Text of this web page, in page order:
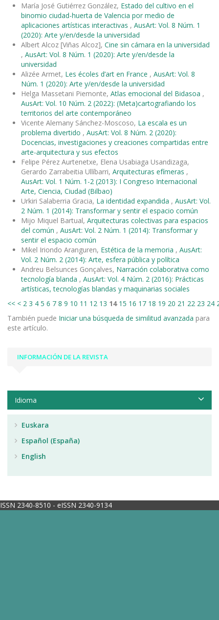
María José Gutiérrez González, Estado del cultivo en el
binomio ciudad-huerta de Valencia por medio de
aplicaciones artísticas interactivas , AusArt: Vol. 8 Núm. 1
(2020): Arte y/en/desde la universidad
Albert Alcoz [Viñas Alcoz], Cine sin cámara en la universidad
, AusArt: Vol. 8 Núm. 1 (2020): Arte y/en/desde la
universidad
Alizée Armet, Les écoles d’art en France , AusArt: Vol. 8
Núm. 1 (2020): Arte y/en/desde la universidad
Helga Massetani Piemonte, Atlas emocional del Bidasoa ,
AusArt: Vol. 10 Núm. 2 (2022): (Meta)cartografiando los
territorios del arte contemporáneo
Vicente Alemany Sánchez-Moscoso, La escala es un
problema divertido , AusArt: Vol. 8 Núm. 2 (2020):
Docencias, investigaciones y creaciones compartidas entre
arte-arquitectura y sus efectos
Felipe Pérez Aurtenetxe, Elena Usabiaga Usandizaga,
Gerardo Zarrabeitia Ullíbarri, Arquitecturas efímeras ,
AusArt: Vol. 1 Núm. 1-2 (2013): I Congreso Internacional
Arte, Ciencia, Ciudad (Bilbao)
Urkiri Salaberria Gracia, La identidad expandida , AusArt: Vol.
2 Núm. 1 (2014): Transformar y sentir el espacio común
Mijo Miquel Bartual, Arquitecturas colectivas para espacios
del común , AusArt: Vol. 2 Núm. 1 (2014): Transformar y
sentir el espacio común
Mikel Iriondo Aranguren, Estética de la memoria , AusArt:
Vol. 2 Núm. 2 (2014): Arte, esfera pública y política
Andreu Belsunces Gonçalves, Narración colaborativa como
tecnología blanda , AusArt: Vol. 4 Núm. 2 (2016): Prácticas
artísticas, tecnologías blandas y maquinarias sociales
<< < 2 3 4 5 6 7 8 9 10 11 12 13 14 15 16 17 18 19 20 21 22 23 24
También puede Iniciar una búsqueda de similitud avanzada para
este artículo.
INFORMACIÓN DE LA REVISTA
Idioma
Euskara
Español (España)
English
ISSN 2340-8510 - eISSN 2340-9134